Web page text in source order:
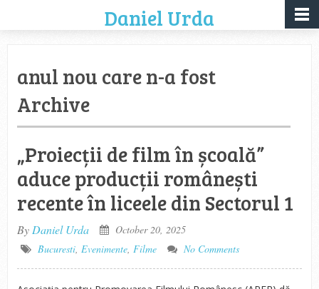
Daniel Urda
anul nou care n-a fost
Archive
„Proiecții de film în școală”
aduce producții românești
recente în liceele din Sectorul 1
By Daniel Urda
October 20, 2025
Bucuresti, Evenimente, Filme No Comments